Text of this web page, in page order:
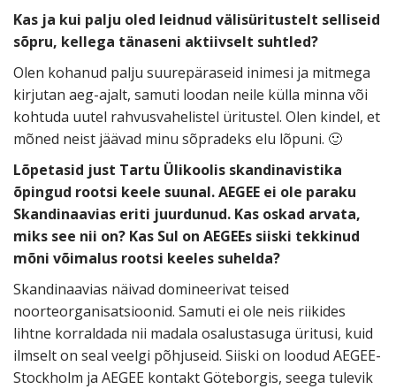
Kas ja kui palju oled leidnud välisüritustelt selliseid
sõpru, kellega tänaseni aktiivselt suhtled?
Olen kohanud palju suurepäraseid inimesi ja mitmega
kirjutan aeg-ajalt, samuti loodan neile külla minna või
kohtuda uutel rahvusvahelistel üritustel. Olen kindel, et
mõned neist jäävad minu sõpradeks elu lõpuni. 🙂
Lõpetasid just Tartu Ülikoolis skandinavistika
õpingud rootsi keele suunal. AEGEE ei ole paraku
Skandinaavias eriti juurdunud. Kas oskad arvata,
miks see nii on? Kas Sul on AEGEEs siiski tekkinud
mõni võimalus rootsi keeles suhelda?
Skandinaavias näivad domineerivat teised
noorteorganisatsioonid. Samuti ei ole neis riikides
lihtne korraldada nii madala osalustasuga üritusi, kuid
ilmselt on seal veelgi põhjuseid. Siiski on loodud AEGEE-
Stockholm ja AEGEE kontakt Göteborgis, seega tulevik